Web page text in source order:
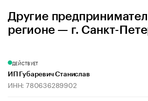
Другие
регионе — г. Санкт-
ДЕЙСТВУЕТ
ИП Губаревич Станислав
ИНН: 780636289902